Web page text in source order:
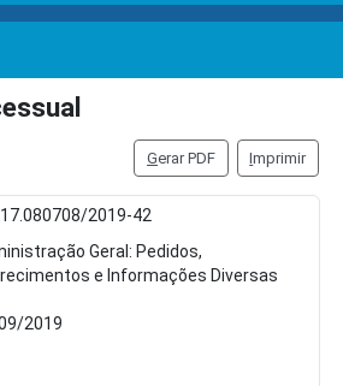
Gerar PDF Imprimir
2019-42
Geral: Pedidos,
e Informações Diversas
2019